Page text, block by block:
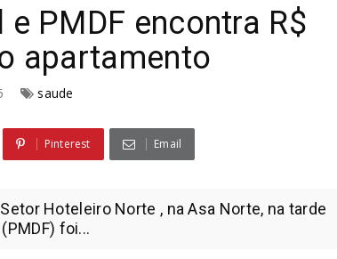
PMDF encontra R$
apartamento
saude
Pinterest Email
Hoteleiro Norte , na Asa Norte, na tarde
foi...